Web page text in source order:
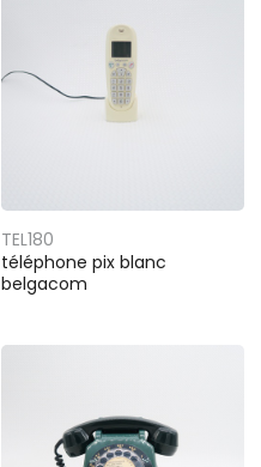
TEL180
téléphone pix blanc
belgacom